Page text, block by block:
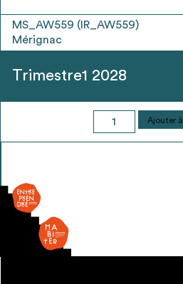
MS_AW559 (IR_AW559)
Mérignac
Trimestre1 2028
quantité
de
Ajouter